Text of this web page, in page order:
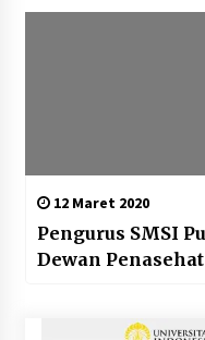
12 Maret 2020
Pengurus SMSI
Dewan Penasehat